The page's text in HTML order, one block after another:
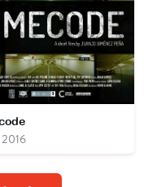
2016